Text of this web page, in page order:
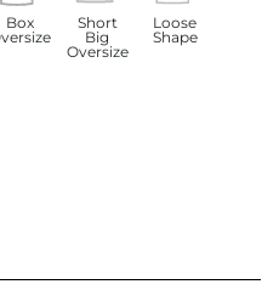
Box
Short
Big
Oversize
Loose
Shape